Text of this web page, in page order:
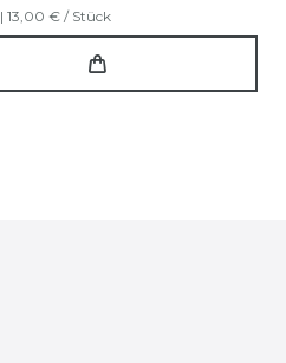
| 13,00 € / Stück